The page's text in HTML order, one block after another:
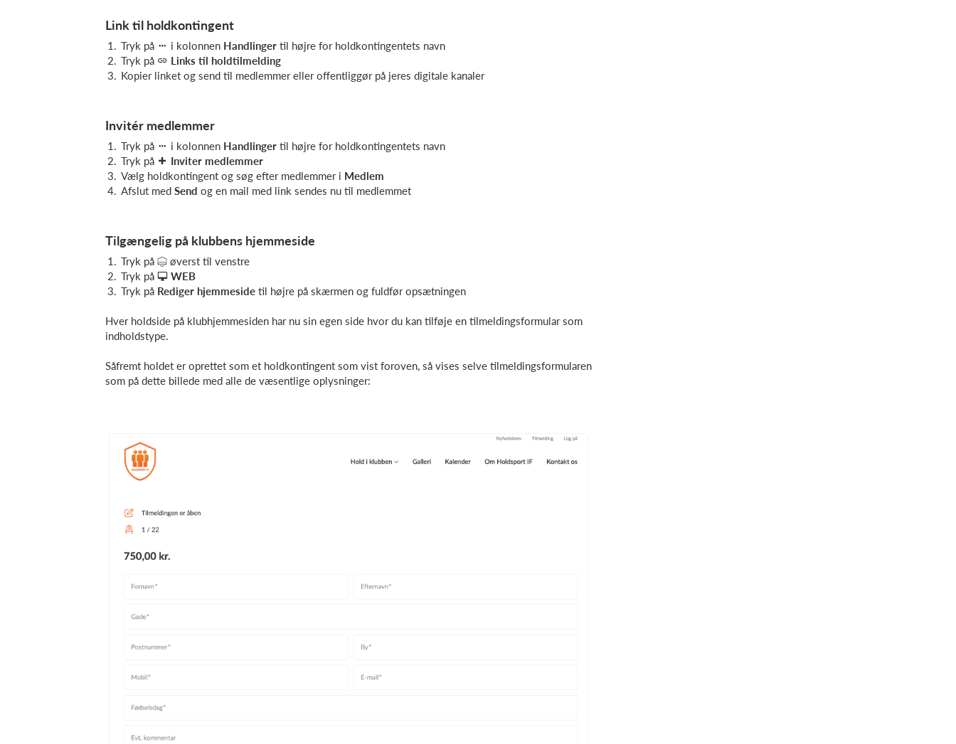
Link til holdkontingent
Tryk på i kolonnen Handlinger til højre for holdkontingentets navn
Tryk på
Links til holdtilmelding
Kopier linket og send til medlemmer eller offentliggør på jeres digitale kanaler
Invitér medlemmer
Tryk på i kolonnen Handlinger til højre for holdkontingentets navn
Tryk på
Inviter medlemmer
Vælg holdkontingent og søg efter medlemmer i Medlem
Afslut med Send og en mail med link sendes nu til medlemmet
Tilgængelig på klubbens hjemmeside
Tryk på
øverst til venstre
Tryk på
WEB
Tryk på Rediger hjemmeside til højre på skærmen og fuldfør opsætningen
Hver holdside på klubhjemmesiden har nu sin egen side hvor du kan tilføje en tilmeldingsformular som
indholdstype.
Såfremt holdet er oprettet som et holdkontingent som vist foroven, så vises selve tilmeldingsformularen
som på dette billede med alle de væsentlige oplysninger: